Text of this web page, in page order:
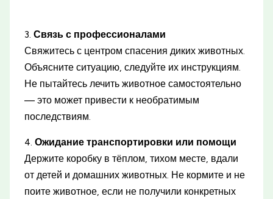
3.Связь с профессионалами
Свяжитесь с центром спасения диких животных.
Объясните ситуацию, следуйте их инструкциям.
Не пытайтесь лечить животное самостоятельно
— это может привести к необратимым
последствиям.
4.Ожидание транспортировки или помощи
Держите коробку в тёплом, тихом месте, вдали
от детей и домашних животных. Не кормите и не
поите животное, если не получили конкретных